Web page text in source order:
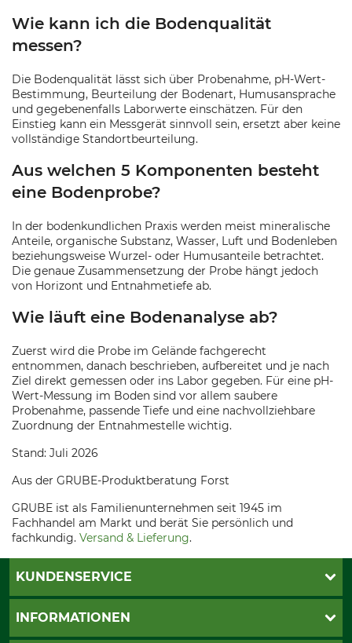
Wie kann ich die Bodenqualität
messen?
Die Bodenqualität lässt sich über Probenahme, pH-Wert-
Bestimmung, Beurteilung der Bodenart, Humusansprache
und gegebenenfalls Laborwerte einschätzen. Für den
Einstieg kann ein Messgerät sinnvoll sein, ersetzt aber keine
vollständige Standortbeurteilung.
Aus welchen 5 Komponenten besteht
eine Bodenprobe?
In der bodenkundlichen Praxis werden meist mineralische
Anteile, organische Substanz, Wasser, Luft und Bodenleben
beziehungsweise Wurzel- oder Humusanteile betrachtet.
Die genaue Zusammensetzung der Probe hängt jedoch
von Horizont und Entnahmetiefe ab.
Wie läuft eine Bodenanalyse ab?
Zuerst wird die Probe im Gelände fachgerecht
entnommen, danach beschrieben, aufbereitet und je nach
Ziel direkt gemessen oder ins Labor gegeben. Für eine pH-
Wert-Messung im Boden sind vor allem saubere
Probenahme, passende Tiefe und eine nachvollziehbare
Zuordnung der Entnahmestelle wichtig.
Stand: Juli 2026
Aus der GRUBE-Produktberatung Forst
GRUBE ist als Familienunternehmen seit 1945 im
Fachhandel am Markt und berät Sie persönlich und
fachkundig. Versand & Lieferung.
KUNDENSERVICE
Katalogbestellung
INFORMATIONEN